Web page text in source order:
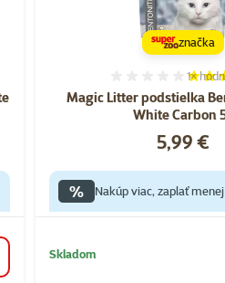
košíka
Magic Litter podstielka
White Carbon
1×
Cena
5,99 €
značka
% Nakúp viac, zaplať menej
Skladom